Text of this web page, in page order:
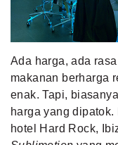
MLDPOINTS
SEARCH
Ada harga, ada
makanan berharga
enak. Tapi,
harga yang
hotel Hard Rock,